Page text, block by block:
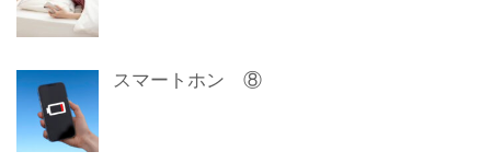
スマートホン ⑧